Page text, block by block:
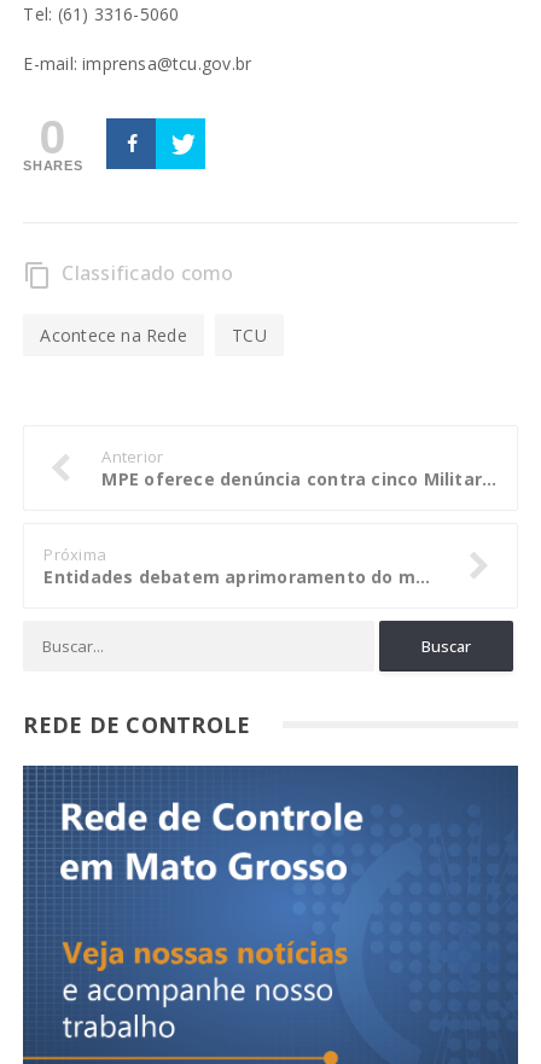
Tel: (61) 3316-5060
E-mail:imprensa@tcu.gov.br
0
SHARES
content_copy Classificado como
Acontece na Rede TCU
Anterior
MPE oferece denúncia contra cinco Militares
Próxima
Entidades debatem aprimoramento do modelo de indicação para órgãos e tribunais de contas
REDE DE CONTROLE